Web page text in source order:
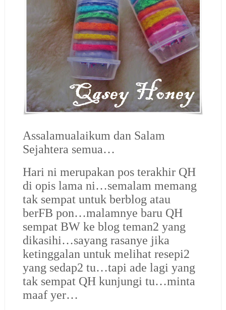
Assalamualaikum dan Salam
Sejahtera semua…
Hari ni merupakan pos terakhir QH
di opis lama ni…semalam memang
tak sempat untuk berblog atau
berFB pon…malamnye baru QH
sempat BW ke blog teman2 yang
dikasihi…sayang rasanye jika
ketinggalan untuk melihat resepi2
yang sedap2 tu…tapi ade lagi yang
tak sempat QH kunjungi tu…minta
maaf yer…